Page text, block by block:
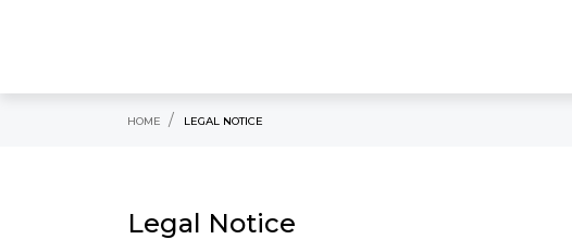
HOME LEGAL NOTICE
Legal Notice